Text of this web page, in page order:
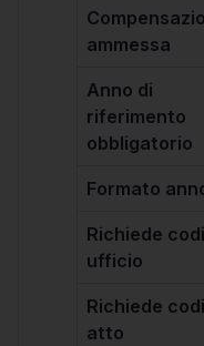
ammessa
Anno di
riferimento
obbligatorio
Formato
Richiede
ufficio
Richiede
atto